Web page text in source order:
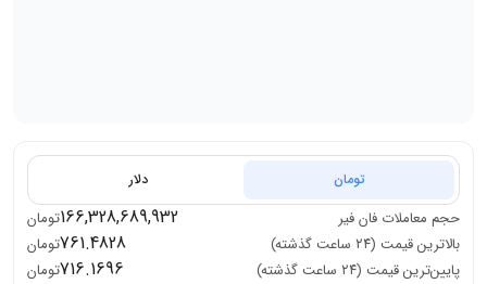
تومان دلار
حجم معاملات فان فیر 166,328,689,932تومان
بالاترین قیمت (۲۴ ساعت گذشته)
761.4828تومان
پایین‌ترین قیمت (۲۴ ساعت گذشته)
716.1696تومان